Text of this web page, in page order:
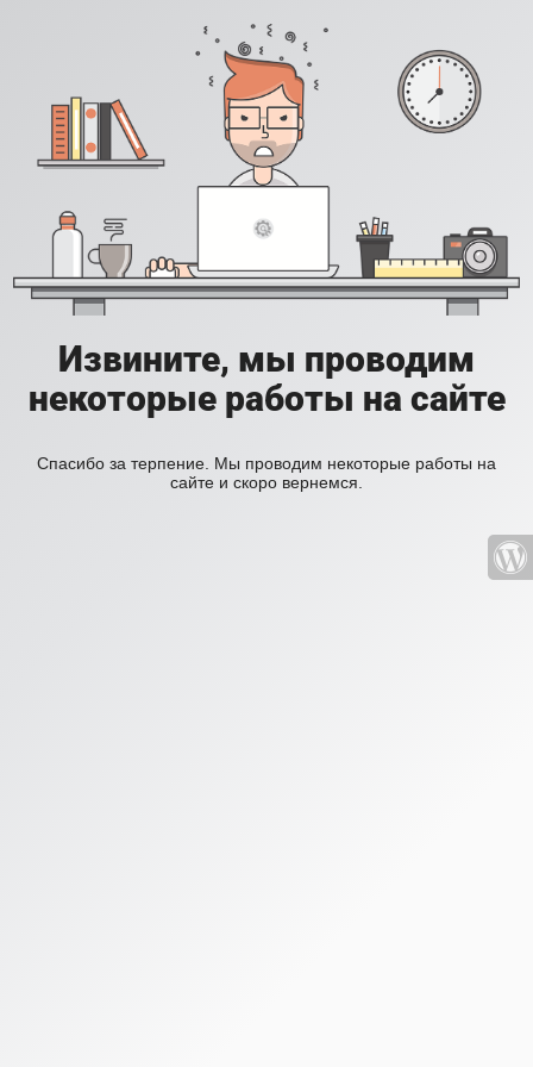
Извините, мы проводим
некоторые работы на сайте
Спасибо за терпение. Мы проводим некоторые работы на
сайте и скоро вернемся.